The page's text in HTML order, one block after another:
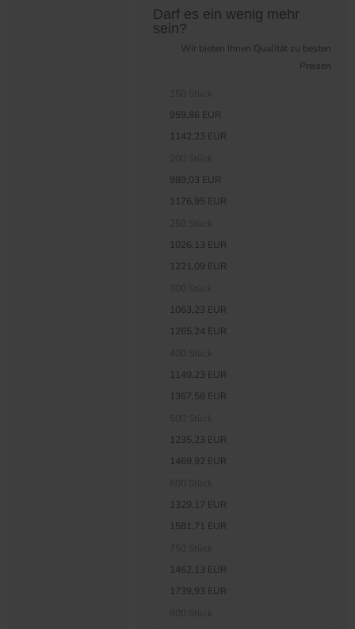
Darf es ein wenig mehr
sein?
Wir bieten Ihnen Qualität zu besten
Preisen
959,86 EUR
1142,23 EUR
989,03 EUR
1176,95 EUR
1026,13 EUR
1221,09 EUR
1063,23 EUR
1265,24 EUR
1149,23 EUR
1367,58 EUR
1235,23 EUR
1469,92 EUR
1329,17 EUR
1581,71 EUR
1462,13 EUR
1739,93 EUR